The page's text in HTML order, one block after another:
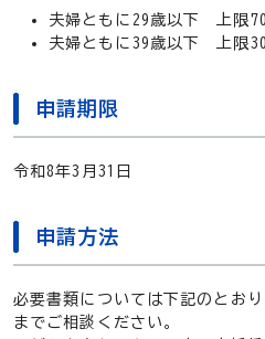
夫婦ともに29歳以下 上限
夫婦ともに39歳以下 上限
申請期限
令和8年3月31日
申請方法
必要書類については下記のとお
までご相談ください。